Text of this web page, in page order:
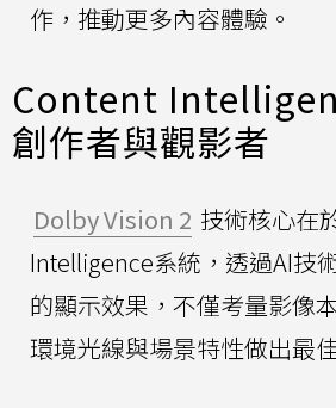
作，推動更多內容體驗。
Content
創作者與觀影者
Dolby Vision 2 技術核心在
Intelligence系統，透過AI技
的顯示效果，不僅考量影像
環境光線與場景特性做出最